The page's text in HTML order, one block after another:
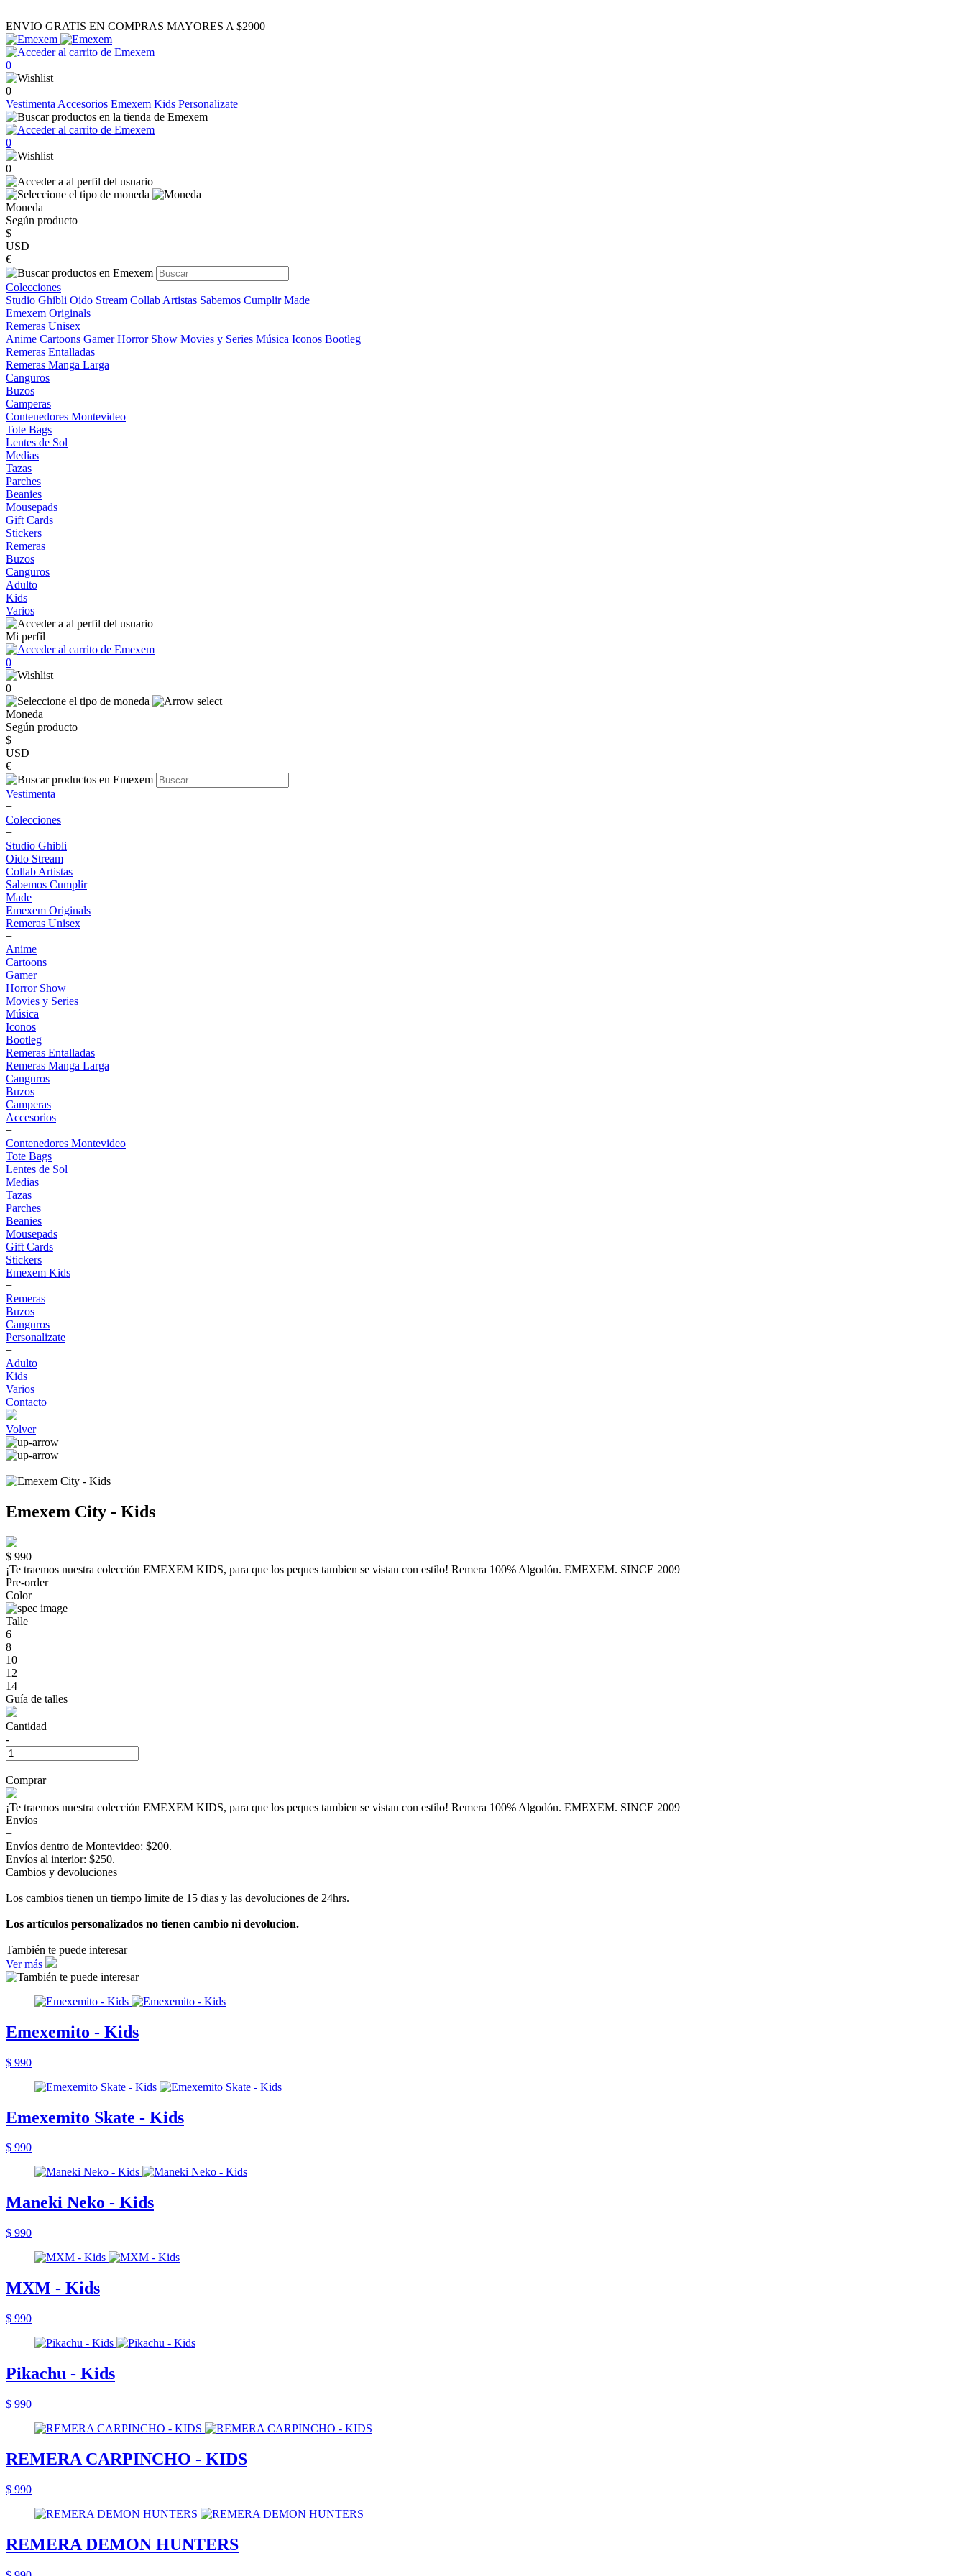
ENVIO GRATIS EN COMPRAS MAYORES A $2900
0
0
Vestimenta Accesorios Emexem Kids Personalizate
0
0
Moneda
Según producto
$
USD
€
Colecciones
Studio Ghibli Oido Stream Collab Artistas Sabemos Cumplir Made
Emexem Originals
Remeras Unisex
Anime Cartoons Gamer Horror Show Movies y Series Música Iconos Bootleg
Remeras Entalladas
Remeras Manga Larga
Canguros
Buzos
Camperas
Contenedores Montevideo
Tote Bags
Lentes de Sol
Medias
Tazas
Parches
Beanies
Mousepads
Gift Cards
Stickers
Remeras
Buzos
Canguros
Adulto
Kids
Varios
Mi perfil
0
0
Moneda
Según producto
$
USD
€
Vestimenta
+
Colecciones
+
Studio Ghibli
Oido Stream
Collab Artistas
Sabemos Cumplir
Made
Emexem Originals
Remeras Unisex
+
Anime
Cartoons
Gamer
Horror Show
Movies y Series
Música
Iconos
Bootleg
Remeras Entalladas
Remeras Manga Larga
Canguros
Buzos
Camperas
Accesorios
+
Contenedores Montevideo
Tote Bags
Lentes de Sol
Medias
Tazas
Parches
Beanies
Mousepads
Gift Cards
Stickers
Emexem Kids
+
Remeras
Buzos
Canguros
Personalizate
+
Adulto
Kids
Varios
Contacto
Volver
Emexem City - Kids
$ 990
¡Te traemos nuestra colección EMEXEM KIDS, para que los peques tambien se vistan con estilo! Remera 100% Algodón. EMEXEM. SINCE 2009
Pre-order
Color
Talle
6
8
10
12
14
Guía de talles
Cantidad
-
+
Comprar
¡Te traemos nuestra colección EMEXEM KIDS, para que los peques tambien se vistan con estilo! Remera 100% Algodón. EMEXEM. SINCE 2009
Envíos
+
Envíos dentro de Montevideo: $200.
Envíos al interior: $250.
Cambios y devoluciones
+
Los cambios tienen un tiempo limite de 15 dias y las devoluciones de 24hrs.
Los artículos personalizados no tienen cambio ni devolucion.
También te puede interesar
Ver más
Emexemito - Kids
$ 990
Emexemito Skate - Kids
$ 990
Maneki Neko - Kids
$ 990
MXM - Kids
$ 990
Pikachu - Kids
$ 990
REMERA CARPINCHO - KIDS
$ 990
REMERA DEMON HUNTERS